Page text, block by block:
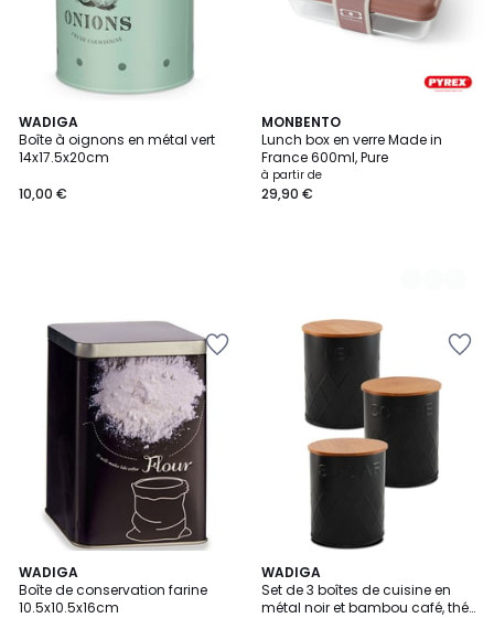
WADIGA
Boîte à oignons en métal vert
14x17.5x20cm
10,00 €
MONBENTO
Lunch box en verre Made in
France 600ml, Pure
à partir de
29,90 €
5
Couleurs
WADIGA
Boîte de conservation farine
10.5x10.5x16cm
WADIGA
Set de 3 boîtes de cuisine en
métal noir et bambou café, thé,